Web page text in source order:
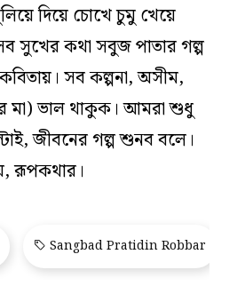
দিয়ে চোখে চুমু খেয়ে
সুখের কথা সবুজ পাতার গল্প
সব কল্পনা, অসীম,
মা) ভাল থাকুক। আমরা শুধু
জীবনের গল্প শুনব বলে।
রূপকথার।
Sangbad Pratidin Robbar